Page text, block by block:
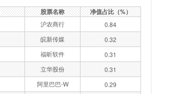
股票名称 净值占比（%）
沪农商行
0.84
皖新传媒
0.32
福昕软件
0.31
立华股份
0.31
阿里巴巴-W
0.29